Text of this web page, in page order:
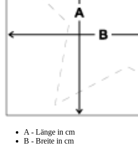
A - Länge in cm
B - Breite in cm